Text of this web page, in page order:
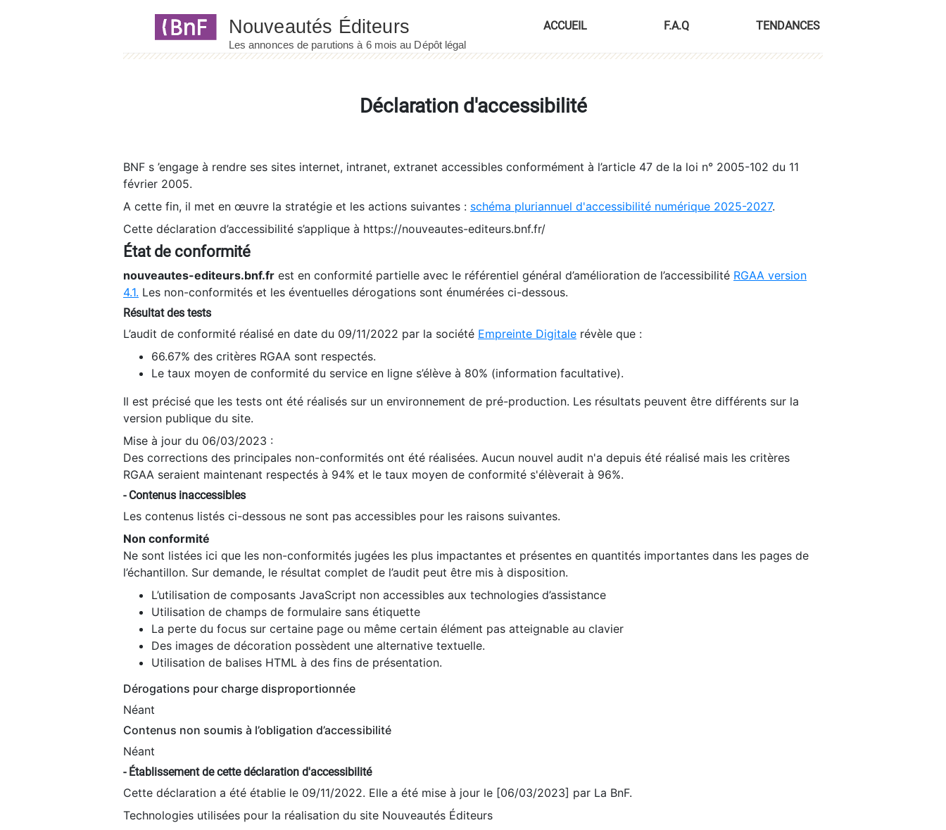
ACCUEIL F.A.Q TENDANCES
Déclaration d'accessibilité
BNF s ’engage à rendre ses sites internet, intranet, extranet accessibles conformément à l’article 47 de la loi n° 2005-102 du 11
février 2005.
A cette fin, il met en œuvre la stratégie et les actions suivantes : schéma pluriannuel d'accessibilité numérique 2025-2027.
Cette déclaration d’accessibilité s’applique à https://nouveautes-editeurs.bnf.fr/
État de conformité
nouveautes-editeurs.bnf.fr est en conformité partielle avec le référentiel général d’amélioration de l’accessibilité RGAA version
4.1. Les non-conformités et les éventuelles dérogations sont énumérées ci-dessous.
Résultat des tests
L’audit de conformité réalisé en date du 09/11/2022 par la société Empreinte Digitale révèle que :
66.67% des critères RGAA sont respectés.
Le taux moyen de conformité du service en ligne s’élève à 80% (information facultative).
Il est précisé que les tests ont été réalisés sur un environnement de pré-production. Les résultats peuvent être différents sur la
version publique du site.
Mise à jour du 06/03/2023 :
Des corrections des principales non-conformités ont été réalisées. Aucun nouvel audit n'a depuis été réalisé mais les critères
RGAA seraient maintenant respectés à 94% et le taux moyen de conformité s'élèverait à 96%.
- Contenus inaccessibles
Les contenus listés ci-dessous ne sont pas accessibles pour les raisons suivantes.
Non conformité
Ne sont listées ici que les non-conformités jugées les plus impactantes et présentes en quantités importantes dans les pages de
l’échantillon. Sur demande, le résultat complet de l’audit peut être mis à disposition.
L’utilisation de composants JavaScript non accessibles aux technologies d’assistance
Utilisation de champs de formulaire sans étiquette
La perte du focus sur certaine page ou même certain élément pas atteignable au clavier
Des images de décoration possèdent une alternative textuelle.
Utilisation de balises HTML à des fins de présentation.
Dérogations pour charge disproportionnée
Néant
Contenus non soumis à l’obligation d’accessibilité
Néant
- Établissement de cette déclaration d'accessibilité
Cette déclaration a été établie le 09/11/2022. Elle a été mise à jour le [06/03/2023] par La BnF.
Technologies utilisées pour la réalisation du site Nouveautés Éditeurs